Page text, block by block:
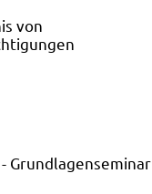
von
Grundlagenseminar